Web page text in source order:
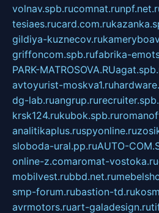
volnav.spb.rucomnat.ru
tesiaes.rucard.com.ru
gildiya-kuznecov.ru
griffoncom.spb.rufabrika-
PARK-MATROSOVA.RU
avtoyurist-moskva1.ru
dg-lab.ruangrup.ru
krsk124.rukubok.spb.ru
analitikaplus.ruspyonline.ru
sloboda-ural.pp.ruAUTO-
online-z.comaromat-vostoka.ru
mobilvest.rubbd.net.ru
smp-forum.rubastion-td.ru
avrmotors.ruart-galadesign.ru